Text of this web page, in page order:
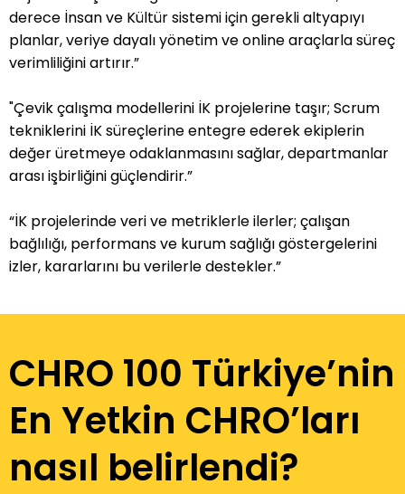
derece İnsan ve Kültür sistemi için gerekli altyapıyı
planlar, veriye dayalı yönetim ve online araçlarla süreç
verimliliğini artırır.”
"Çevik çalışma modellerini İK projelerine taşır; Scrum
tekniklerini İK süreçlerine entegre ederek ekiplerin
değer üretmeye odaklanmasını sağlar, departmanlar
arası işbirliğini güçlendirir.”
“İK projelerinde veri ve metriklerle ilerler; çalışan
bağlılığı, performans ve kurum sağlığı göstergelerini
izler, kararlarını bu verilerle destekler.”
CHRO 100 Türkiye’nin
En Yetkin CHRO’ları
nasıl belirlendi?